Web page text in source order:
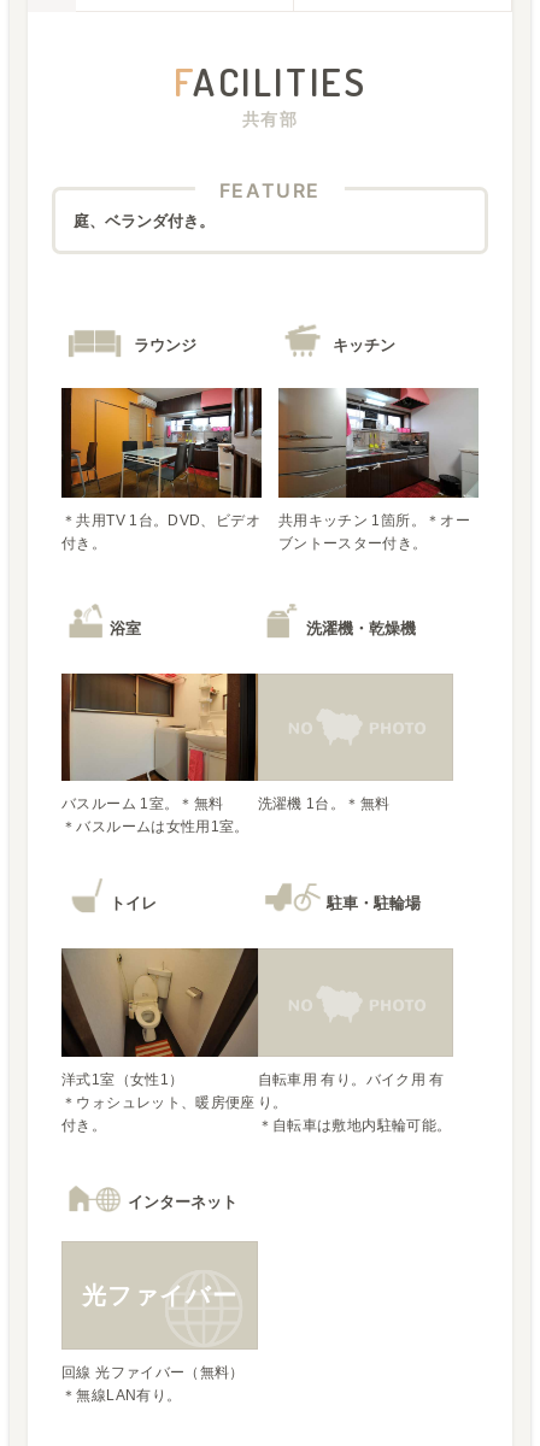
FACILITIES
共有部
FEATURE
庭、ベランダ付き。
ラウンジ
＊共用TV 1台。DVD、ビデオ
付き。
キッチン
共用キッチン 1箇所。＊オー
ブントースター付き。
浴室
バスルーム 1室。＊無料
＊バスルームは女性用1室。
洗濯機・乾燥機
トイレ
洋式1室（女性1）
＊ウォシュレット、暖房便座
付き。
駐車・駐輪場
自転車用 有り。バイク用 有
り。
＊自転車は敷地内駐輪可能。
インターネット
光ファイバー
回線 光ファイバー（無料）
＊無線LAN有り。